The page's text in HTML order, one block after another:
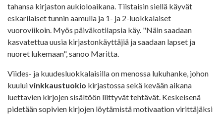
tahansa kirjaston aukioloaikana. Tiistaisin siellä käyvät
eskarilaiset tunnin aamulla ja 1- ja 2-luokkalaiset
vuoroviikoin. Myös päiväkotilapsia käy. "Näin saadaan
kasvatettua uusia kirjastonkäyttäjiä ja saadaan lapset ja
nuoret lukemaan", sanoo Maritta.
Viides- ja kuudesluokkalaisilla on menossa lukuhanke, johon
kuuluivinkkaustuokio kirjastossa sekä kevään aikana
luettavien kirjojen sisältöön liittyvät tehtävät. Keskeisenä
pidetään sopivien kirjojen löytämistä motivaation virittäjäksi